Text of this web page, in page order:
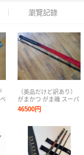
瀏覽記錄
（美品だけど訳あり）
がまかつ がま磯 スーパ
ープレシード 15-50
検）アテンダー、イン
46500円